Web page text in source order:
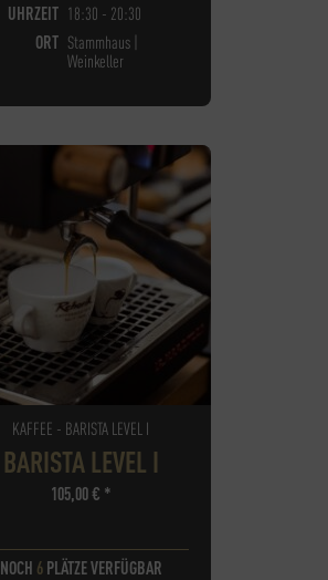
UHRZEIT 18:30 - 20:30
ORT Stammhaus |
Weinkeller
KAFFEE - BARISTA LEVEL I
BARISTA LEVEL I
105,00€ *
NOCH 6PLÄTZE VERFÜGBAR